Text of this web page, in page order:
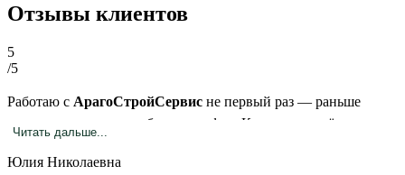
Отзывы клиентов
5
/5
Работаю с АрагоСтройСервис не первый раз — раньше
делали склад, теперь обновили офис. Как всегда, всё
действительно знают своё дело!
Читать дальше...
Юлия Николаевна